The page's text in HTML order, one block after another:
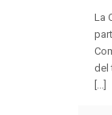
La
del
[...]